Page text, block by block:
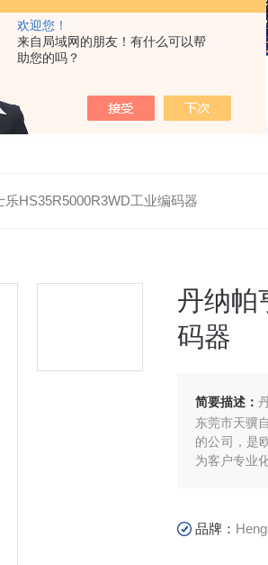
欢迎您！
来自局域网的朋友！有什么可以帮
助您的吗？
乐HS35R5000R3WD工业编码器
丹纳帕
码器
简要描述：
东莞市天骥
的公司，是
为客户专业
品牌：